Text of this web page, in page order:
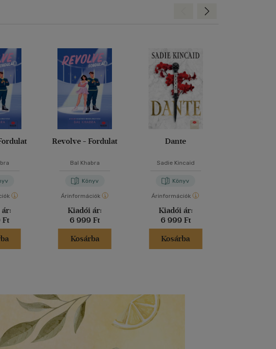
Ft
Revolve - Fordulat
Bal Khabra
Könyv
Árinformációk
Kiadói ár:
6 999 Ft
Kosárba
Dante
Sadie Kincaid
Könyv
Árinformációk
Kiadói ár:
6 999 Ft
Kosárba
Előre